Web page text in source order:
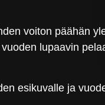
voiton päähän
lupaavin
esikuvalle ja